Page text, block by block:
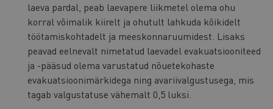
laeva pardal, peab laevapere liikmetel olema ohu
korral võimalik kiirelt ja ohutult lahkuda kõikidelt
töötamiskohtadelt ja meeskonnaruumidest. Lisaks
peavad eelnevalt nimetatud laevadel evakuatsiooniteed
ja -pääsud olema varustatud nõuetekohaste
evakuatsioonimärkidega ning avariivalgustusega, mis
tagab valgustatuse vähemalt 0,5 luksi.